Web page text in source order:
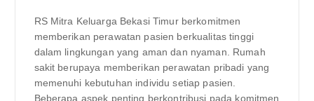
RS Mitra Keluarga Bekasi Timur berkomitmen
memberikan perawatan pasien berkualitas tinggi
dalam lingkungan yang aman dan nyaman. Rumah
sakit berupaya memberikan perawatan pribadi yang
memenuhi kebutuhan individu setiap pasien.
Beberapa aspek penting berkontribusi pada komitmen